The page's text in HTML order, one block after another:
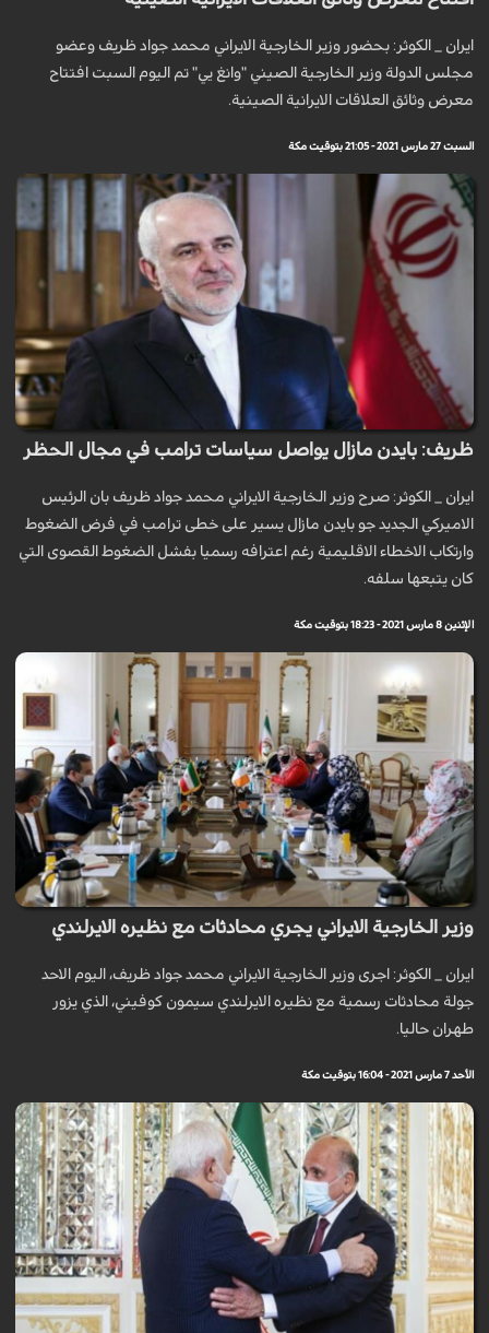
ايران _ الكوثر: بحضور وزير الخارجية الايراني محمد جواد ظريف وعضو
مجلس الدولة وزير الخارجية الصيني "وانغ يي" تم اليوم السبت افتتاح
معرض وثائق العلاقات الايرانية الصينية.
السبت 27 مارس 2021 - 21:05 بتوقيت مكة
ظريف: بايدن مازال يواصل سياسات ترامب في مجال الحظر
ايران _ الكوثر: صرح وزير الخارجية الايراني محمد جواد ظريف بان الرئيس
الاميركي الجديد جو بايدن مازال يسير على خطى ترامب في فرض الضغوط
وارتكاب الاخطاء الاقليمية رغم اعترافه رسميا بفشل الضغوط القصوى التي
كان يتبعها سلفه.
الإثنين 8 مارس 2021 - 18:23 بتوقيت مكة
وزير الخارجية الايراني يجري محادثات مع نظيره الايرلندي
ايران _ الكوثر: اجرى وزير الخارجية الايراني محمد جواد ظريف، اليوم الاحد
جولة محادثات رسمية مع نظيره الايرلندي سيمون كوفيني، الذي يزور
طهران حاليا.
الأحد 7 مارس 2021 - 16:04 بتوقيت مكة